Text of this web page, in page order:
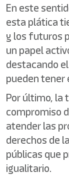
En este
esta plática
y los futuros
un papel
destacando
pueden tener
Por último, la
compromiso
atender las
derechos de
públicas que
igualitario.